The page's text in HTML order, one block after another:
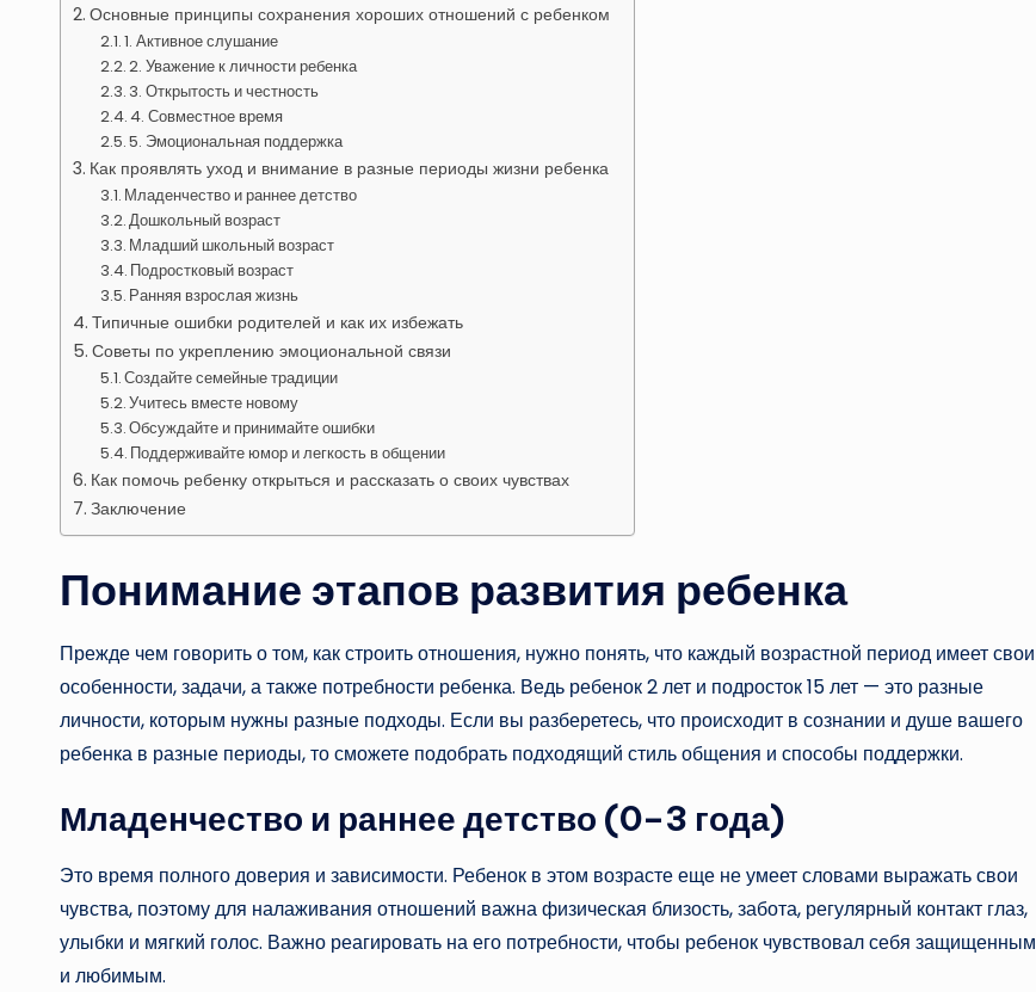
Основные принципы сохранения хороших отношений с ребенком
1. Активное слушание
2. Уважение к личности ребенка
3. Открытость и честность
4. Совместное время
5. Эмоциональная поддержка
Как проявлять уход и внимание в разные периоды жизни ребенка
Младенчество и раннее детство
Дошкольный возраст
Младший школьный возраст
Подростковый возраст
Ранняя взрослая жизнь
Типичные ошибки родителей и как их избежать
Советы по укреплению эмоциональной связи
Создайте семейные традиции
Учитесь вместе новому
Обсуждайте и принимайте ошибки
Поддерживайте юмор и легкость в общении
Как помочь ребенку открыться и рассказать о своих чувствах
Заключение
Понимание этапов развития ребенка
Прежде чем говорить о том, как строить отношения, нужно понять, что каждый возрастной период имеет свои
особенности, задачи, а также потребности ребенка. Ведь ребенок 2 лет и подросток 15 лет — это разные
личности, которым нужны разные подходы. Если вы разберетесь, что происходит в сознании и душе вашего
ребенка в разные периоды, то сможете подобрать подходящий стиль общения и способы поддержки.
Младенчество и раннее детство (0–3 года)
Это время полного доверия и зависимости. Ребенок в этом возрасте еще не умеет словами выражать свои
чувства, поэтому для налаживания отношений важна физическая близость, забота, регулярный контакт глаз,
улыбки и мягкий голос. Важно реагировать на его потребности, чтобы ребенок чувствовал себя защищенным
и любимым.